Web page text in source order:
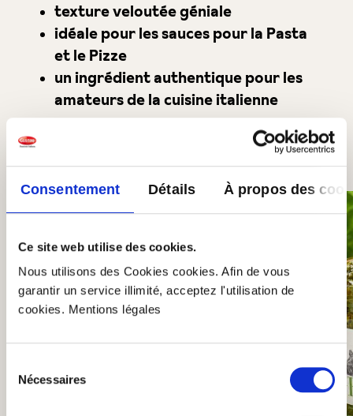
Consentement Détails À propos des
Ce site web utilise des cookies.
Nous utilisons des Cookies cookies. Afin de vous
garantir un service illimité, acceptez l'utilisation de
cookies. Mentions légales
Nécessaires
texture veloutée géniale
idéale pour les sauces pour la Pasta
et le Pizze
un ingrédient authentique pour les
amateurs de la cuisine italienne
Vous pourriez aussi aimer
Produktgalerie überspringen